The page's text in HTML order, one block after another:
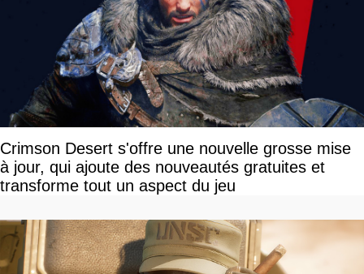
Crimson Desert s'offre une nouvelle grosse mise
à jour, qui ajoute des nouveautés gratuites et
transforme tout un aspect du jeu